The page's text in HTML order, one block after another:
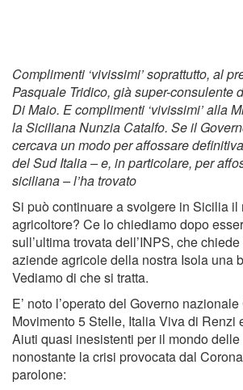
Complimenti ‘vivissimi’ soprattutto, al
Pasquale Tridico, già super-consulente
Di Maio. E complimenti ‘vivissimi’ alla
la Siciliana Nunzia Catalfo. Se il
cercava un modo per affossare
del Sud Italia – e, in particolare, per
siciliana – l’ha trovato
Si può continuare a svolgere in Sicilia il
agricoltore? Ce lo chiediamo dopo
sull’ultima trovata dell’INPS, che
aziende agricole della nostra Isola una
Vediamo di che si tratta.
E’ noto l’operato del Governo
Movimento 5 Stelle, Italia Viva di Renzi
Aiuti quasi inesistenti per il mondo
nonostante la crisi provocata dal
parolone: